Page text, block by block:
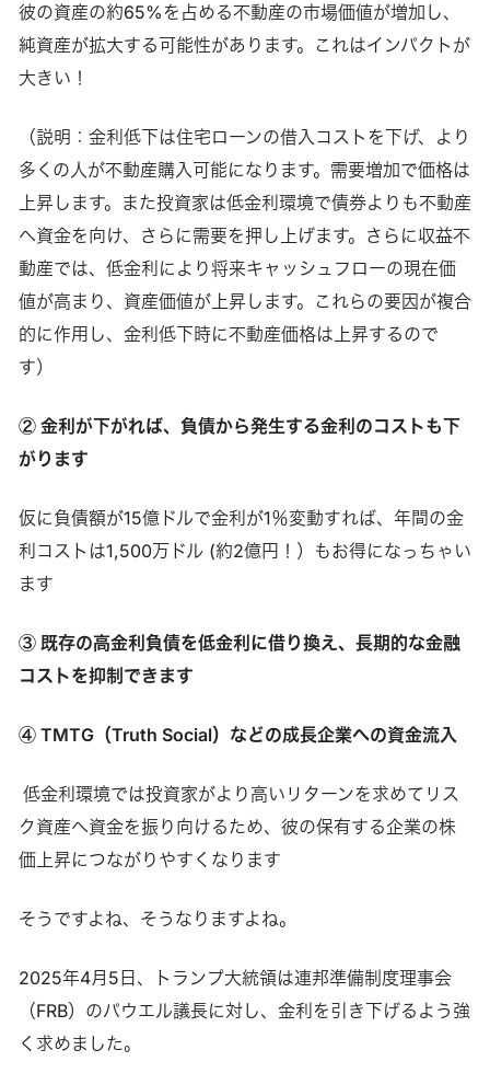
彼の資産の約65%を占める不動産の市場価値が増加し、
純資産が拡大する可能性があります。これはインパクトが
大きい！
（説明：金利低下は住宅ローンの借入コストを下げ、より
多くの人が不動産購入可能になります。需要増加で価格は
上昇します。また投資家は低金利環境で債券よりも不動産
へ資金を向け、さらに需要を押し上げます。さらに収益不
動産では、低金利により将来キャッシュフローの現在価
値が高まり、資産価値が上昇します。これらの要因が複合
的に作用し、金利低下時に不動産価格は上昇するので
す）
② 金利が下がれば、負債から発生する金利のコストも下
がります
仮に負債額が15億ドルで金利が1％変動すれば、年間の金
利コストは1,500万ドル (約2億円！）もお得になっちゃい
ます
③ 既存の高金利負債を低金利に借り換え、長期的な金融
コストを抑制できます
④ TMTG（Truth Social）などの成長企業への資金流入
低金利環境では投資家がより高いリターンを求めてリス
ク資産へ資金を振り向けるため、彼の保有する企業の株
価上昇につながりやすくなります
そうですよね、そうなりますよね。
2025年4月5日、トランプ大統領は連邦準備制度理事会
（FRB）のパウエル議長に対し、金利を引き下げるよう強
く求めました。